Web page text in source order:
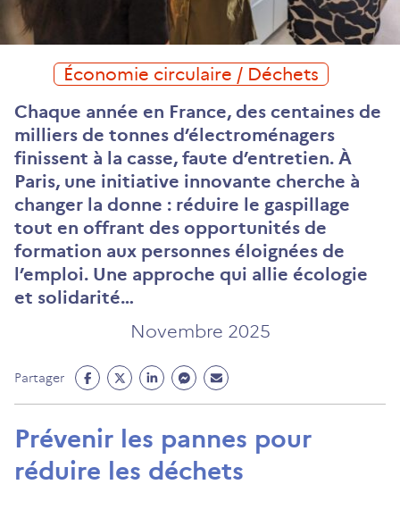
Économie circulaire / Déchets
Chaque année en France, des centaines de
milliers de tonnes d’électroménagers
finissent à la casse, faute d’entretien. À
Paris, une initiative innovante cherche à
changer la donne : réduire le gaspillage
tout en offrant des opportunités de
formation aux personnes éloignées de
l’emploi. Une approche qui allie écologie
et solidarité…
Novembre 2025
Partager
Partage
Facebook
un
nouvel
Partage
Twitter
un
nouvel
Partage
Linkedin
un
nouvel
Partage
Messenger
un
nouvel
Partage
Mail
un
nouvel
Prévenir les pannes pour
réduire les déchets